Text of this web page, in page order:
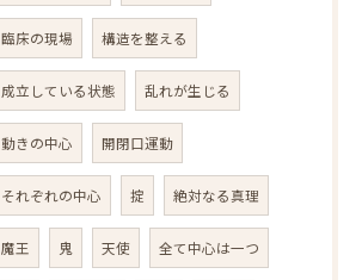
臨床の現場 構造を整える
成立している状態 乱れが生じる
動きの中心 開閉口運動
それぞれの中心 掟 絶対なる真理
魔王 鬼 天使 全て中心は一つ